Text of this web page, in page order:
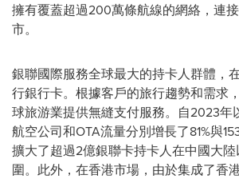
擁有覆蓋超過200萬條航線的網絡，連
市。
銀聯國際服務全球最大的持卡人群體，
行銀行卡。根據客戶的旅行趨勢和需求
球旅游業提供無縫支付服務。自2023年
航空公司和OTA流量分別增長了81%與
擴大了超過2億銀聯卡持卡人在中國大
圍。此外，在香港市場，由於集成了香